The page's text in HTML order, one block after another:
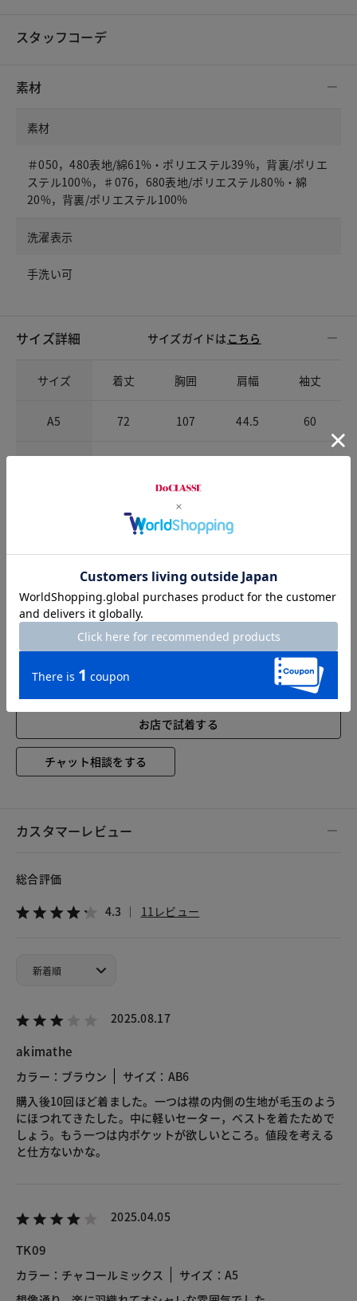
スタッフコーデ
素材
素材
＃050，480表地/綿61%・ポリエステル39%，背裏/ポリエ
ステル100%，♯076，680表地/ポリエステル80%・綿
20%，背裏/ポリエステル100%
洗濯表示
手洗い可
サイズ詳細 サイズガイドは こちら
サイズ 着丈 胸囲 肩幅 袖丈
A5 72 107 44.5 60
114
74 113 47
AB7 76 117 48.5 62
62
お店で試着する
チャット相談をする
カスタマーレビュー
総合評価
4.3 11レビュー
2025.08.17
akimathe
カラー：ブラウン
サイズ：AB6
購入後10回ほど着ました。一つは襟の内側の生地が毛玉のよう
にほつれてきたした。中に軽いセーター，ベストを着たためで
しょう。もう一つは内ポケットが欲しいところ。値段を考える
と仕方ないかな。
2025.04.05
TK09
カラー：チャコールミックス
サイズ：A5